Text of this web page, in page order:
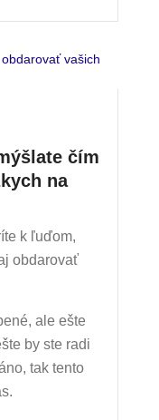
čím
na
k ľuďom,
obdarovať
ale ešte
by ste radi
tak tento